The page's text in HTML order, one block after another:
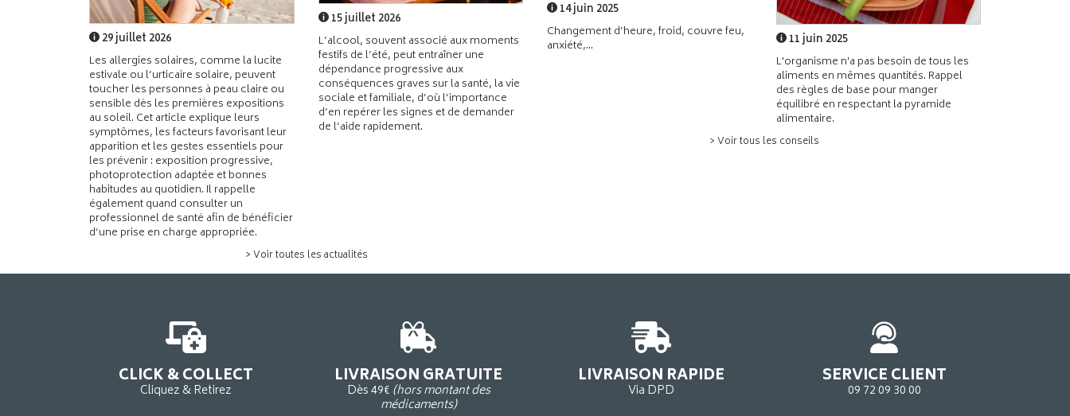
29 juillet 2026
Les allergies solaires, comme la lucite
estivale ou l’urticaire solaire, peuvent
toucher les personnes à peau claire ou
sensible dès les premières expositions
au soleil. Cet article explique leurs
symptômes, les facteurs favorisant leur
apparition et les gestes essentiels pour
les prévenir : exposition progressive,
photoprotection adaptée et bonnes
habitudes au quotidien. Il rappelle
également quand consulter un
professionnel de santé afin de bénéficier
d’une prise en charge appropriée.
15 juillet 2026
L’alcool, souvent associé aux moments
festifs de l’été, peut entraîner une
dépendance progressive aux
conséquences graves sur la santé, la vie
sociale et familiale, d’où l’importance
d’en repérer les signes et de demander
de l’aide rapidement.
> Voir toutes les actualités
14 juin 2025
Changement d’heure, froid, couvre feu,
anxiété,...
11 juin 2025
L'organisme n'a pas besoin de tous les
aliments en mêmes quantités. Rappel
des règles de base pour manger
équilibré en respectant la pyramide
alimentaire.
> Voir tous les conseils
CLICK & COLLECT
Cliquez & Retirez
LIVRAISON GRATUITE
Dès 49€ (hors montant des
médicaments)
LIVRAISON RAPIDE
Via DPD
SERVICE CLIENT
09 72 09 30 00